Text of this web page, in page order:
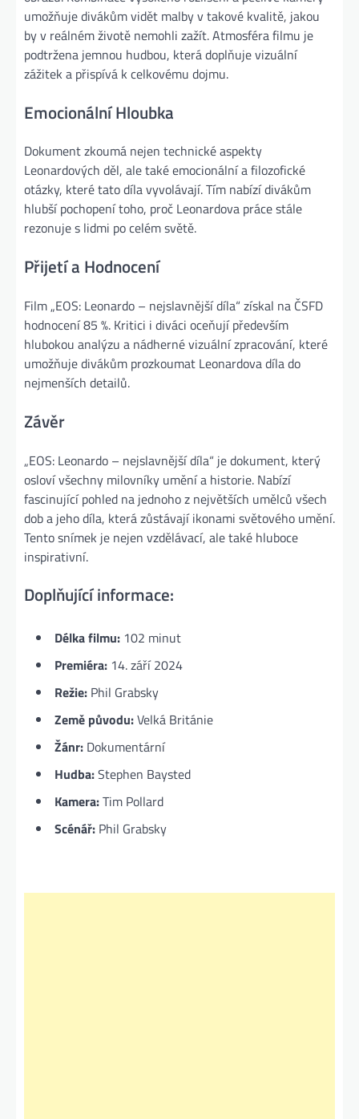
umožňuje divákům vidět malby v takové kvalitě, jakou
by v reálném životě nemohli zažít. Atmosféra filmu je
podtržena jemnou hudbou, která doplňuje vizuální
zážitek a přispívá k celkovému dojmu.
Emocionální Hloubka
Dokument zkoumá nejen technické aspekty
Leonardových děl, ale také emocionální a filozofické
otázky, které tato díla vyvolávají. Tím nabízí divákům
hlubší pochopení toho, proč Leonardova práce stále
rezonuje s lidmi po celém světě.
Přijetí a Hodnocení
Film „EOS: Leonardo – nejslavnější díla“ získal na ČSFD
hodnocení 85 %. Kritici i diváci oceňují především
hlubokou analýzu a nádherné vizuální zpracování, které
umožňuje divákům prozkoumat Leonardova díla do
nejmenších detailů.
Závěr
„EOS: Leonardo – nejslavnější díla“ je dokument, který
osloví všechny milovníky umění a historie. Nabízí
fascinující pohled na jednoho z největších umělců všech
dob a jeho díla, která zůstávají ikonami světového umění.
Tento snímek je nejen vzdělávací, ale také hluboce
inspirativní.
Doplňující informace:
Délka filmu: 102 minut
Premiéra: 14. září 2024
Režie: Phil Grabsky
Země původu:Velká Británie
Žánr: Dokumentární
Hudba:Stephen Baysted
Kamera:Tim Pollard
Scénář: Phil Grabsky